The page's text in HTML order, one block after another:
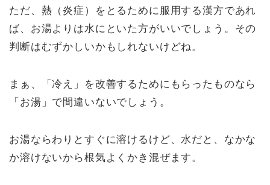
ただ、熱（炎症）をとるために服用する漢方であれ
ば、お湯よりは水にといた方がいいでしょう。その
判断はむずかしいかもしれないけどね。
まぁ、「冷え」を改善するためにもらったものなら
「お湯」で間違いないでしょう。
お湯ならわりとすぐに溶けるけど、水だと、なかな
か溶けないから根気よくかき混ぜます。